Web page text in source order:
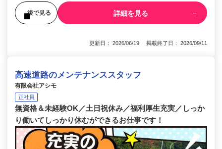
後で見る 詳細を見る
更新日： 2026/06/19 掲載終了日： 2026/09/11
高速道路のメンテナンススタッフ
有限会社アシモ
正社員
無資格＆未経験OK／土日祝休み／福利厚生充実／しっか
り働いてしっかり休むができるお仕事です！